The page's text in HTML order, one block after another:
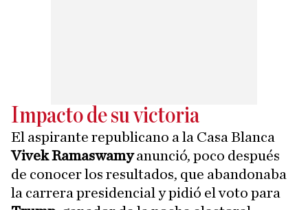
Impacto de su victoria
El aspirante republicano a la Casa Blanca
Vivek Ramaswamyanunció, poco después
de conocer los resultados, que abandonaba
la carrera presidencial y pidió el voto para